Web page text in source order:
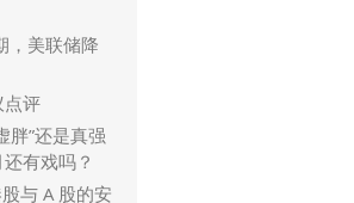
，美联储降
点评
胖”还是真强
有戏吗？
与 A 股的安